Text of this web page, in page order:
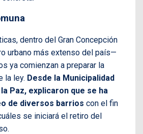
dentro del Gran Concepción
urbano más extenso del país—
ya comienzan a preparar la
la ley. Desde la Municipalidad
Paz, explicaron que se ha
de diversos barrios con el fin
se iniciará el retiro del